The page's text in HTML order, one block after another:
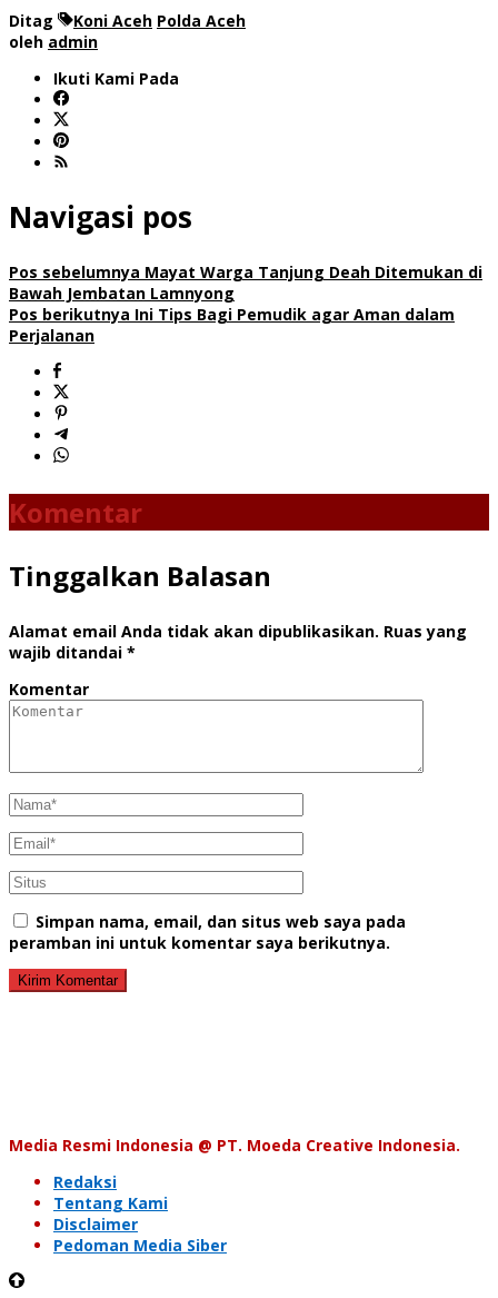
Ditag Koni Aceh Polda Aceh
oleh admin
Ikuti Kami Pada
Navigasi pos
Pos sebelumnya Mayat Warga Tanjung Deah Ditemukan di
Bawah Jembatan Lamnyong
Pos berikutnya Ini Tips Bagi Pemudik agar Aman dalam
Perjalanan
Komentar
Tinggalkan Balasan
Alamat email Anda tidak akan dipublikasikan. Ruas yang
wajib ditandai *
Komentar
Simpan nama, email, dan situs web saya pada
peramban ini untuk komentar saya berikutnya.
Media Resmi Indonesia @ PT. Moeda Creative Indonesia.
Redaksi
Tentang Kami
Disclaimer
Pedoman Media Siber